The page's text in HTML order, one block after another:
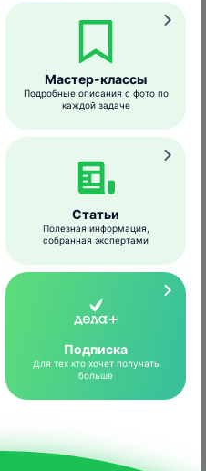
за месяц до
листопада
уже более
ной бордоской
и гибридов,
с участка.
контактного
технических,
Мастер-классы
Подробные описания с фото по
каждой задаче
Статьи
Полезная информация,
собранная экспертами
Подписка
Для тех кто хочет получать
больше